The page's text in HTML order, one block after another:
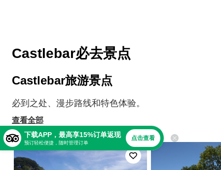
Castlebar必去景点
Castlebar旅游景点
必到之处、漫步路线和特色体验。
查看全部
下载APP，最高享15%订单返现
预订轻松便捷，随时管理订单
点击查看